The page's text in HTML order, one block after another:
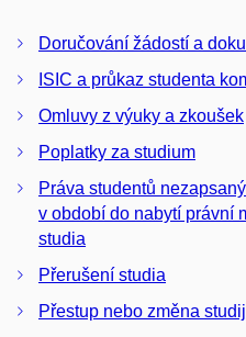
Doručování žádostí a
ISIC a průkaz studenta
Omluvy z výuky a zkoušek
Poplatky za studium
Práva studentů
v období do nabytí právní
studia
Přerušení studia
Přestup nebo změna